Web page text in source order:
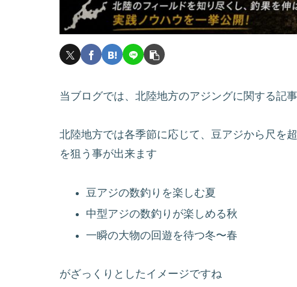
当ブログでは、北陸地方のアジングに関する記
北陸地方では各季節に応じて、豆アジから尺を
を狙う事が出来ます
豆アジの数釣りを楽しむ夏
中型アジの数釣りが楽しめる秋
一瞬の大物の回遊を待つ冬〜春
がざっくりとしたイメージですね